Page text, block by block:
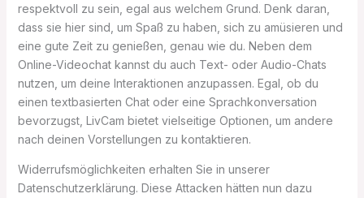
respektvoll zu sein, egal aus welchem Grund. Denk daran,
dass sie hier sind, um Spaß zu haben, sich zu amüsieren und
eine gute Zeit zu genießen, genau wie du. Neben dem
Online-Videochat kannst du auch Text- oder Audio-Chats
nutzen, um deine Interaktionen anzupassen. Egal, ob du
einen textbasierten Chat oder eine Sprachkonversation
bevorzugst, LivCam bietet vielseitige Optionen, um andere
nach deinen Vorstellungen zu kontaktieren.
Widerrufsmöglichkeiten erhalten Sie in unserer
Datenschutzerklärung. Diese Attacken hätten nun dazu